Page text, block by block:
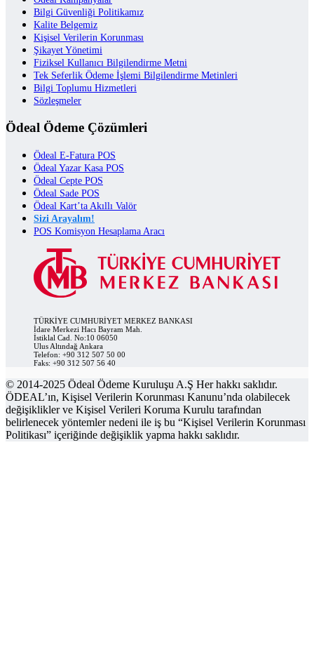
Bilgi Güvenliği Politikamız
Kalite Belgemiz
Kişisel Verilerin Korunması
Şikayet Yönetimi
Fiziksel Kullanıcı Bilgilendirme Metni
Tek Seferlik Ödeme İşlemi Bilgilendirme Metinleri
Bilgi Toplumu Hizmetleri
Sözleşmeler
Ödeal Ödeme Çözümleri
Ödeal E-Fatura POS
Ödeal Yazar Kasa POS
Ödeal Cepte POS
Ödeal Sade POS
Ödeal Kart’ta Akıllı Valör
Sizi Arayalım!
POS Komisyon Hesaplama Aracı
TÜRKİYE CUMHURİYET MERKEZ BANKASI
İdare Merkezi Hacı Bayram Mah.
İstiklal Cad. No:10 06050
Ulus Altındağ Ankara
Telefon: +90 312 507 50 00
Faks: +90 312 507 56 40
© 2014-2025 Ödeal Ödeme Kuruluşu A.Ş Her hakkı saklıdır.
ÖDEAL’ın, Kişisel Verilerin Korunması Kanunu’nda olabilecek
değişiklikler ve Kişisel Verileri Koruma Kurulu tarafından
belirlenecek yöntemler nedeni ile iş bu “Kişisel Verilerin Korunması
Politikası” içeriğinde değişiklik yapma hakkı saklıdır.